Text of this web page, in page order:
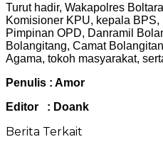
Turut hadir, Wakapolres
Komisioner KPU, kepala
Pimpinan OPD, Danramil
Bolangitang, Camat
Agama, tokoh masyarakat,
Penulis : Amor
Editor : Doank
Berita Terkait